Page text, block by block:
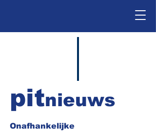
Onafhankelijke
pitnieuws